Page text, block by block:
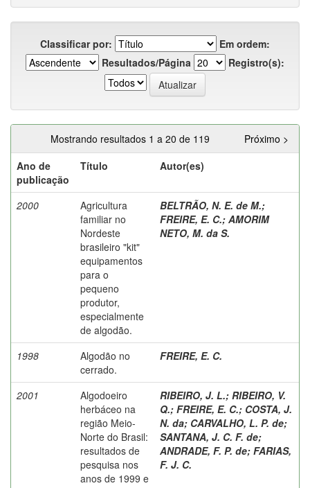
Classificar por:
Em ordem:
Resultados/Página
Registro(s):
Mostrando resultados 1 a 20 de 119
Próximo >
Ano de
publicação
Título Autor(es)
2000
Agricultura
familiar no
Nordeste
brasileiro "kit"
equipamentos
para o
pequeno
produtor,
especialmente
de algodão.
BELTRÃO, N. E. de M.;
FREIRE, E. C.; AMORIM
NETO, M. da S.
1998
Algodão no
cerrado.
FREIRE, E. C.
2001
Algodoeiro
herbáceo na
região Meio-
Norte do Brasil:
resultados de
pesquisa nos
anos de 1999 e
RIBEIRO, J. L.; RIBEIRO, V.
Q.; FREIRE, E. C.; COSTA, J.
N. da; CARVALHO, L. P. de;
SANTANA, J. C. F. de;
ANDRADE, F. P. de; FARIAS,
F. J. C.